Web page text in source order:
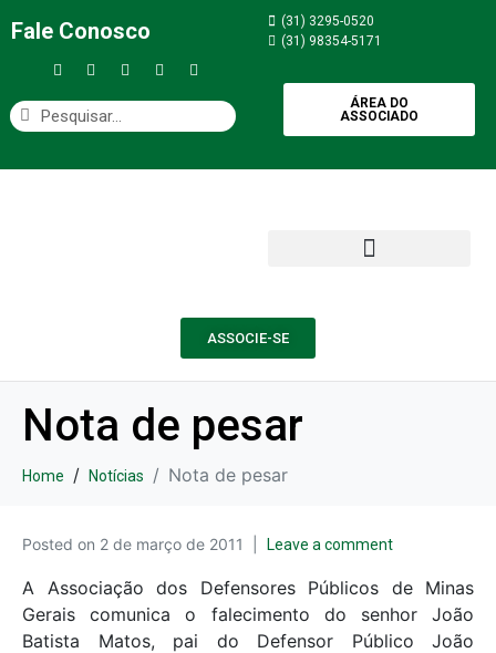
Fale Conosco
(31) 3295-0520
(31) 98354-5171
ÁREA DO
ASSOCIADO
ASSOCIE-SE
Nota de pesar
Home Notícias Nota de pesar
Posted on 2 de março de 2011 Leave a comment
A Associação dos Defensores Públicos de Minas
Gerais comunica o falecimento do senhor João
Batista Matos, pai do Defensor Público João